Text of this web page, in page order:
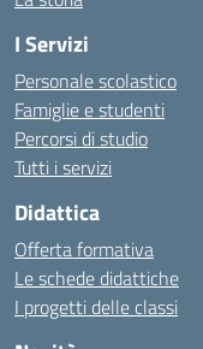
I Servizi
Personale scolastico
Famiglie e studenti
Percorsi di studio
Tutti i servizi
Didattica
Offerta formativa
Le schede didattiche
I progetti delle classi